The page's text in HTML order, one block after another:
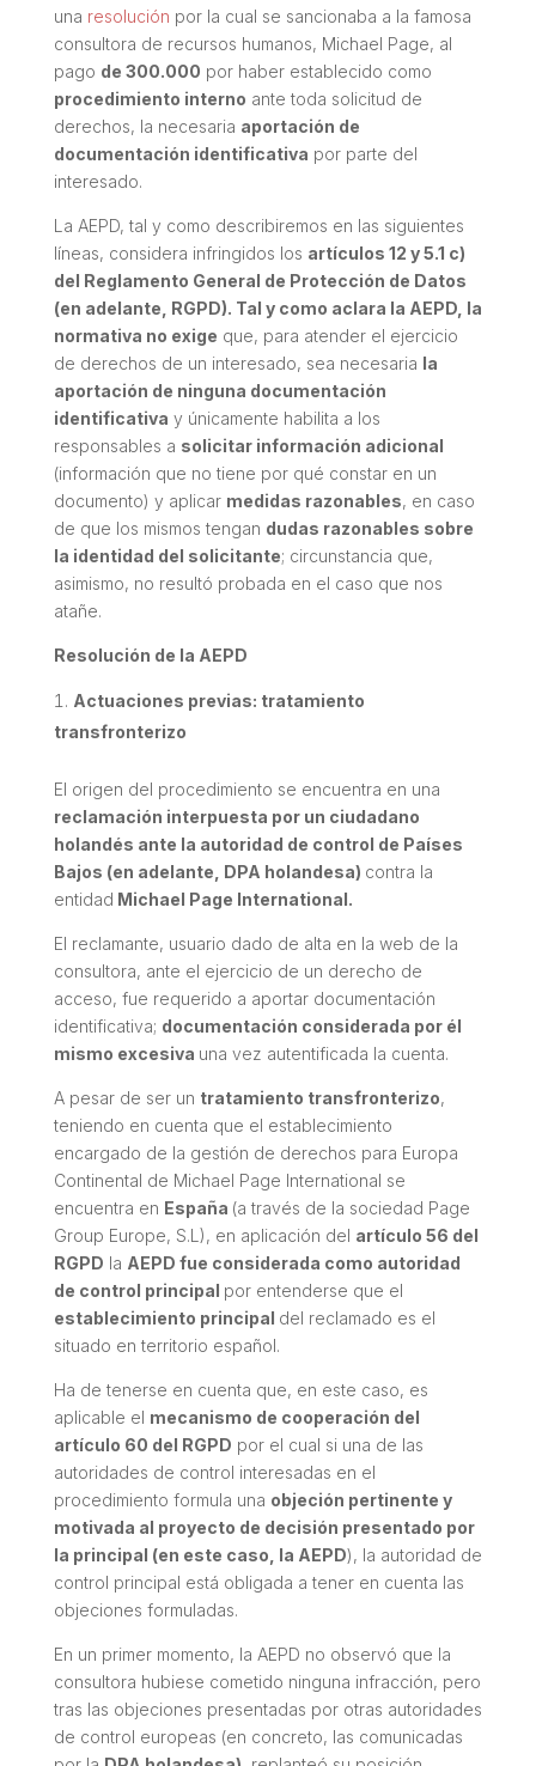
una resolución por la cual se sancionaba a la famosa
consultora de recursos humanos, Michael Page, al
pago de 300.000 por haber establecido como
procedimiento interno ante toda solicitud de
derechos, la necesaria aportación de
documentación identificativa por parte del
interesado.
La AEPD, tal y como describiremos en las siguientes
líneas, considera infringidos los artículos 12 y 5.1 c)
del Reglamento General de Protección de Datos
(en adelante, RGPD). Tal y como aclara la AEPD, la
normativa no exige que, para atender el ejercicio
de derechos de un interesado, sea necesaria la
aportación de ninguna documentación
identificativa y únicamente habilita a los
responsables a solicitar información adicional
(información que no tiene por qué constar en un
documento) y aplicar medidas razonables, en caso
de que los mismos tengan dudas razonables sobre
la identidad del solicitante; circunstancia que,
asimismo, no resultó probada en el caso que nos
atañe.
Resolución de la AEPD
Actuaciones previas: tratamiento
transfronterizo
El origen del procedimiento se encuentra en una
reclamación interpuesta por un ciudadano
holandés ante la autoridad de control de Países
Bajos (en adelante, DPA holandesa) contra la
entidad Michael Page International.
El reclamante, usuario dado de alta en la web de la
consultora, ante el ejercicio de un derecho de
acceso, fue requerido a aportar documentación
identificativa; documentación considerada por él
mismo excesiva una vez autentificada la cuenta.
A pesar de ser un tratamiento transfronterizo,
teniendo en cuenta que el establecimiento
encargado de la gestión de derechos para Europa
Continental de Michael Page International se
encuentra en España (a través de la sociedad Page
Group Europe, S.L), en aplicación del artículo 56 del
RGPD la AEPD fue considerada como autoridad
de control principal por entenderse que el
establecimiento principal del reclamado es el
situado en territorio español.
Ha de tenerse en cuenta que, en este caso, es
aplicable el mecanismo de cooperación del
artículo 60 del RGPD por el cual si una de las
autoridades de control interesadas en el
procedimiento formula una objeción pertinente y
motivada al proyecto de decisión presentado por
la principal (en este caso, la AEPD), la autoridad de
control principal está obligada a tener en cuenta las
objeciones formuladas.
En un primer momento, la AEPD no observó que la
consultora hubiese cometido ninguna infracción, pero
tras las objeciones presentadas por otras autoridades
de control europeas (en concreto, las comunicadas